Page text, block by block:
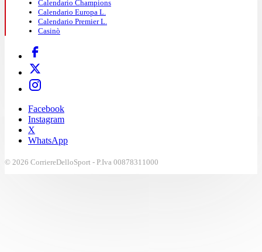
Calendario Champions
Calendario Europa L.
Calendario Premier L.
Casinò
Facebook
Instagram
X
WhatsApp
© 2026 CorriereDelloSport - P.Iva 00878311000